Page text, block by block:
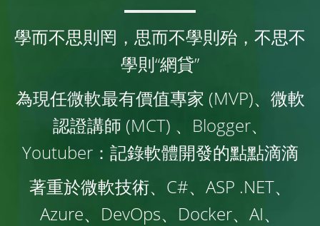
學而不思則罔，思而不學則殆，不思不
學則“網貸”
為現任微軟最有價值專家 (MVP)、微軟
認證講師 (MCT) 、Blogger、
Youtuber：記錄軟體開發的點點滴滴
著重於微軟技術、C#、ASP .NET、
Azure、DevOps、Docker、AI、